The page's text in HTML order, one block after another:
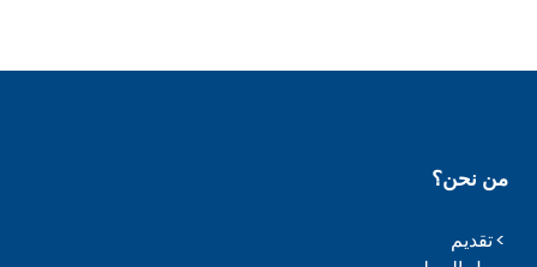
من نحن؟
تقديم